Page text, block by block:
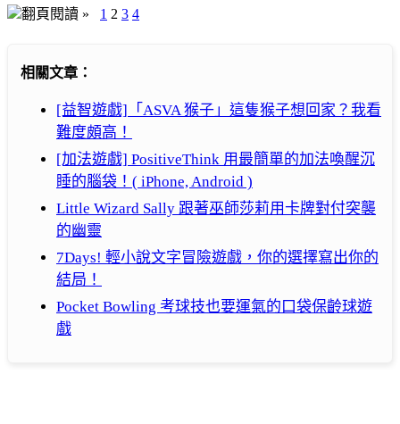
翻頁閱讀 » 1 2 3 4
相關文章：
[益智遊戲]「ASVA 猴子」這隻猴子想回家？我看
難度頗高！
[加法遊戲] PositiveThink 用最簡單的加法喚醒沉
睡的腦袋！( iPhone, Android )
Little Wizard Sally 跟著巫師莎莉用卡牌對付突襲
的幽靈
7Days! 輕小說文字冒險遊戲，你的選擇寫出你的
結局！
Pocket Bowling 考球技也要運氣的口袋保齡球遊
戲